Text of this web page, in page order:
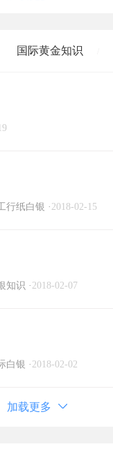
国际黄金知识
行纸白银 · 2018-02-15
知识 · 2018-02-07
白银 · 2018-02-02
加载更多